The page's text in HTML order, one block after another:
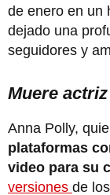
de enero en un
dejado una
seguidores y
Muere
Anna Polly,
plataformas
video para su
versiones de